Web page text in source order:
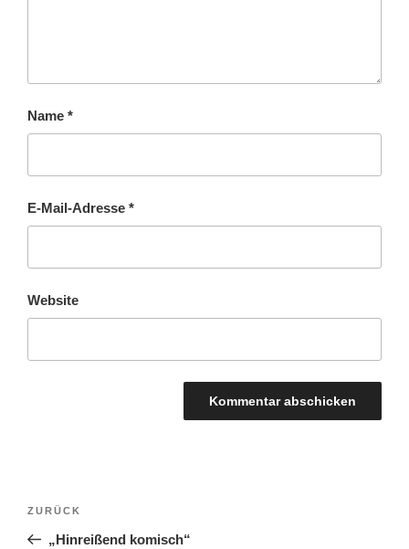
Name *
E-Mail-Adresse *
Website
BEITRAGSNAVIGATION
Vorheriger
Beitrag
ZURÜCK
„Hinreißend komisch“